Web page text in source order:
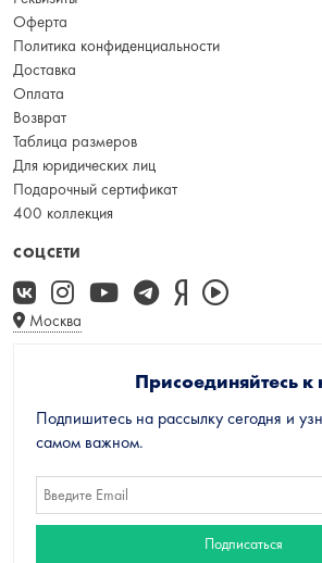
Оферта
Политика конфиденциальности
Доставка
Оплата
Возврат
Таблица размеров
Для юридических лиц
Подарочный сертификат
400 коллекция
СОЦСЕТИ
Москва
Присоединяйтесь к
Подпишитесь на рассылку сегодня и
самом важном.